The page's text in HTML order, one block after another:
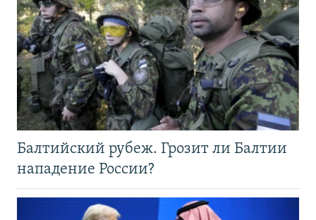
Балтийский рубеж. Грозит ли Балтии
нападение России?